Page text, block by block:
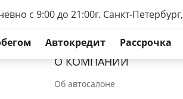
с 9:00 до 21:00г. Санкт-
Автокредит Рассрочка
О КОМПАНИИ
Об автосалоне